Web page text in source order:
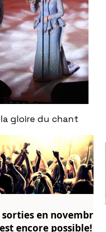
gloire du chant
sorties en novembre,
encore possible!